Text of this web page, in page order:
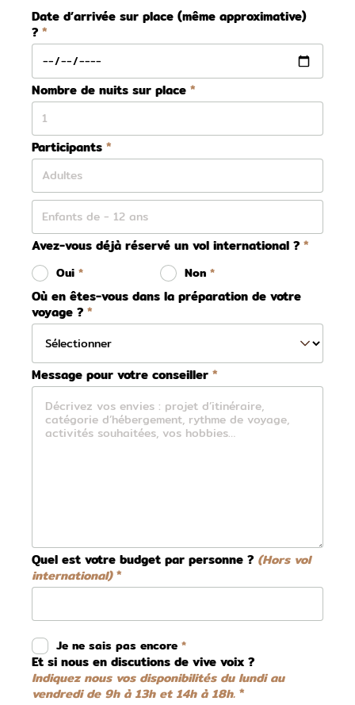
Date d’arrivée sur place (même approximative)
?
Nombre de nuits sur place
Participants
Avez-vous déjà réservé un vol international ?
Oui Non
Où en êtes-vous dans la préparation de votre
voyage ?
Message pour votre conseiller
Quel est votre budget par personne ? (Hors vol
international)
Je ne sais pas encore
Et si nous en discutions de vive voix ?
Indiquez nous vos disponibilités du lundi au
vendredi de 9h à 13h et 14h à 18h.